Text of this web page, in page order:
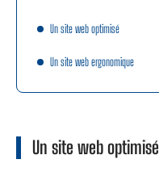
Un site web optimisé
Un site web ergonomique
Un site web optimisé